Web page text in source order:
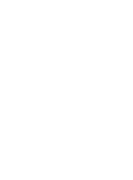
Funes: «El
nosotros
Sobre el papel